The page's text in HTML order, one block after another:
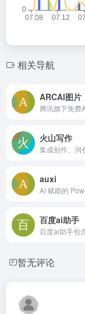
相关导航
ARCAl图片
火山写作
auxi
百度ai助手
暂无评论